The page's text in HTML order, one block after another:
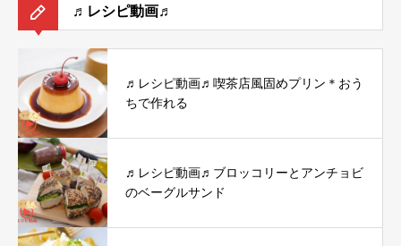
♬レシピ動画♬
♬レシピ動画♬喫茶店風固めプリン＊おう
ちで作れる
♬レシピ動画♬ブロッコリーとアンチョビ
のベーグルサンド